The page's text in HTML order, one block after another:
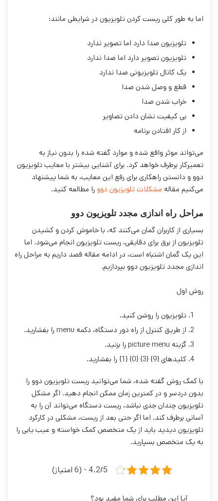
اما به طور کلی ریست کردن تلویزیون در شرایطی مانند:
تلویزیون صدا دارد اما تصویر ندارد
تلویزیون تصویر دارد اما صدا ندارد
یک کانال تلویزیونی صدا ندارد
قطع و وصل شدن صدا
خراب شدن صدا
بی کیفیت نشان دادن تصاویر
از کار افتادن برنامه
می‌تواند موثر واقع شده و موارد گفته شده را بدون نیاز به
تعمیرکار برطرف خواهد کرد. برای آشنایی بیشتر با معایب تلویزیون
دوو و دانستن راهکاری برای رفع این معایب، به شما پیشنهاد
می‌کنیم مقاله مشکلات تلویزیون دوو را مطالعه کنید.
مراحل راه اندازی مجدد تلویزیون دوو
بسیاری از کاربران گمان می‌کنند که، با خاموش کردن و کشیدن
تلویزیون از برق برای دقایقی، ریست تلویزیون انجام می‌شود. اما
این یک گمان اشتباه است، در ادامه مقاله قصد داریم به مراحل راه
اندازی مجدد تلویزیون دوو بپردازیم.
روش اول
تلویزیون را روشن کنید.
از طریق کنترل از راه دور دستگاه، دکمه menu را بفشارید.
گزینه picture menu را بزنید.
کلید‌های {9} {3} {0} {1} را بفشارید.
با کمک روش گفته شده، شما می‌توانید ریست تلویزیون دوو را
بدون دردسر و در کمترین زمان ممکن انجام دهید. اگر مشکل
تلویزیون چندان جدی نباشد، ریست دستگاه می‌تواند آن را به
آسانی برطرف کند. اما اگر حتی بعد از ریست، مشکلی در کارکرد
تلویزیون دیدید باید از یک متخصص کمک خواسته و عیب یابی را
به یک متخصص بسپارید.
4.2/5 - (6 امتیاز)
آیا این مطلب برای شما مفید بود؟